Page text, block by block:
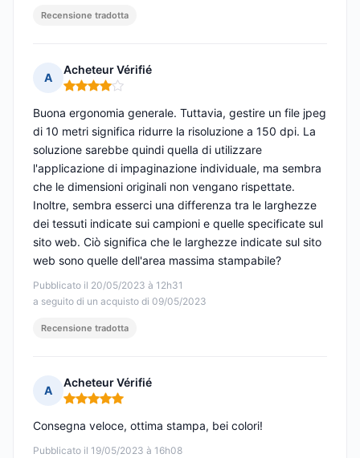
Recensione tradotta
A
Acheteur Vérifié
Nota: 4 su 5
Pubblicato il 20/05/2023 à 12h31
a seguito di un acquisto di 09/05/2023
Buona ergonomia generale. Tuttavia, gestire un file jpeg
di 10 metri significa ridurre la risoluzione a 150 dpi. La
soluzione sarebbe quindi quella di utilizzare
l'applicazione di impaginazione individuale, ma sembra
che le dimensioni originali non vengano rispettate.
Inoltre, sembra esserci una differenza tra le larghezze
dei tessuti indicate sui campioni e quelle specificate sul
sito web. Ciò significa che le larghezze indicate sul sito
web sono quelle dell'area massima stampabile?
Recensione tradotta
A
Acheteur Vérifié
Nota: 5 su 5
Pubblicato il 19/05/2023 à 16h08
Consegna veloce, ottima stampa, bei colori!